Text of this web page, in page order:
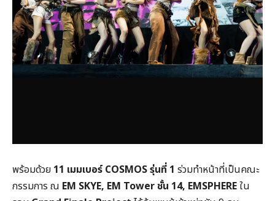
พร้อมด้วย 11 เมมเบอร์ COSMOSรุ่นที่ 1 ร่วมทำหน้าที่เป็นคณะ
กรรมการ ณ EM SKYE, EM Towerชั้น 14, EMSPHEREใน